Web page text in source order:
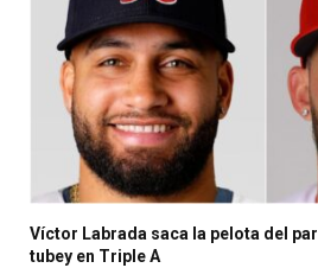
Víctor Labrada saca la pelota del
tubey en Triple A